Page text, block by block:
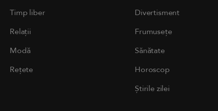
Timp liber
Relații
Modă
Rețete
Divertisment
Frumusețe
Sănătate
Horoscop
Știrile zilei